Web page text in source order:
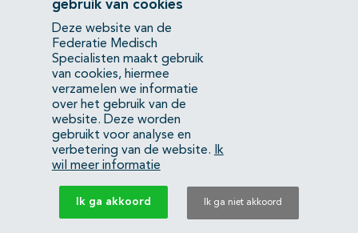
Mercatorlaan 1200
3528 BL Utrecht
(088) 505 34 34
info@richtlijnendatabase.nl
YouTubeLinkedIn
KvK Federatie Medisch Specialisten:40483480
Privacyverklaring
gebruik van cookies
Deze website van de
Federatie Medisch
Specialisten maakt gebruik
van cookies, hiermee
verzamelen we informatie
over het gebruik van de
website. Deze worden
gebruikt voor analyse en
verbetering van de website.
Ik
wil meer informatie
Ik ga akkoord Ik ga niet akkoord